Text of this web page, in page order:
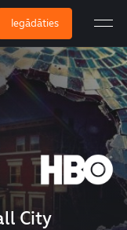
Iegādāties
City